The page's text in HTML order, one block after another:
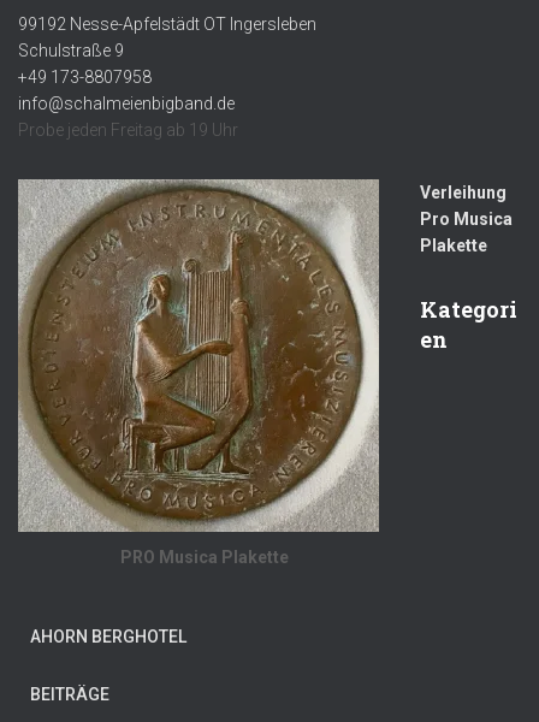
99192 Nesse-Apfelstädt OT Ingersleben
Schulstraße 9
+49 173-8807958
info@schalmeienbigband.de
Probe jeden Freitag ab 19 Uhr
PRO Musica Plakette
Verleihung
Pro Musica
Plakette
Kategori
en
AHORN BERGHOTEL
BEITRÄGE